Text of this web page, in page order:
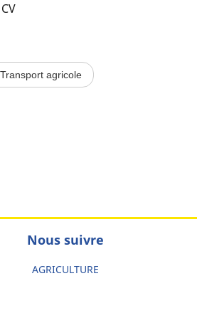
Transport agricole
Nous suivre
AGRICULTURE